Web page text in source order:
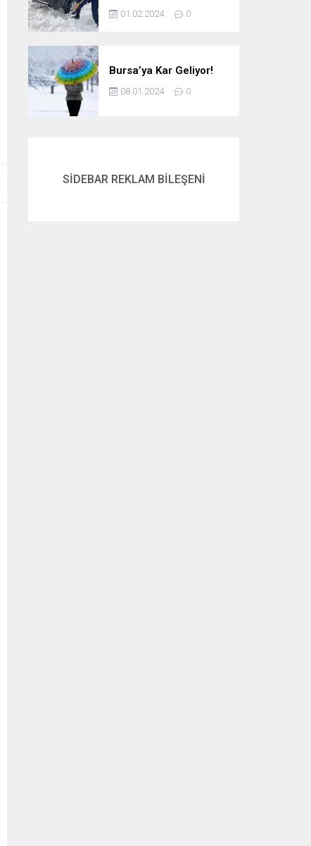
KURTARILDI
01.02.2024 0
Bursa’ya Kar Geliyor!
08.01.2024 0
SİDEBAR REKLAM BİLEŞENİ